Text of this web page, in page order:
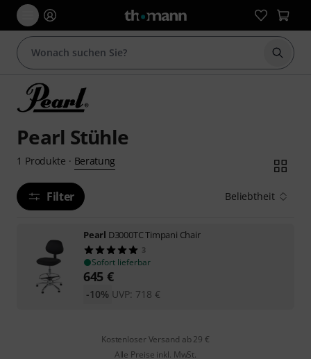
Suche
Pearl Stühle
1 Produkte · Beratung
Filter Beliebtheit
Pearl D3000TC Timpani Chair
3
Sofort lieferbar
645 €
UVP: 718 €
-10%
Kostenloser Versand ab 29 €
Alle Preise inkl. MwSt.